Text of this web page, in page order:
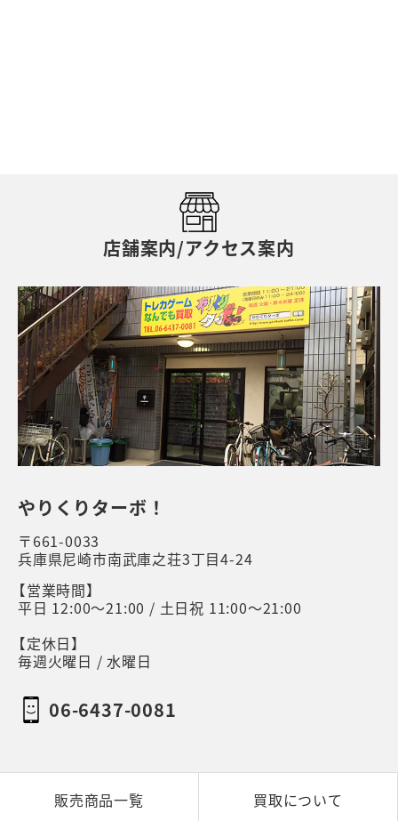
店舗案内/アクセス案内
やりくりターボ！
〒661-0033
兵庫県尼崎市南武庫之荘3丁目4-24
【営業時間】
平日 12:00～21:00 / 土日祝 11:00～21:00
【定休日】
毎週火曜日 / 水曜日
06-6437-0081
販売商品一覧 買取について